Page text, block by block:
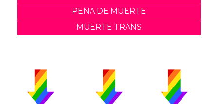
PENA DE MUERTE
MUERTE TRANS